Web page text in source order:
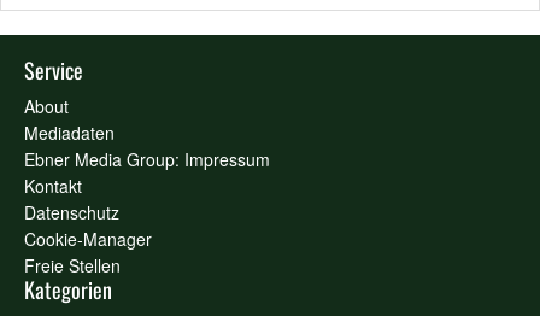
Service
About
Mediadaten
Ebner Media Group: Impressum
Kontakt
Datenschutz
Cookie-Manager
Freie Stellen
Kategorien